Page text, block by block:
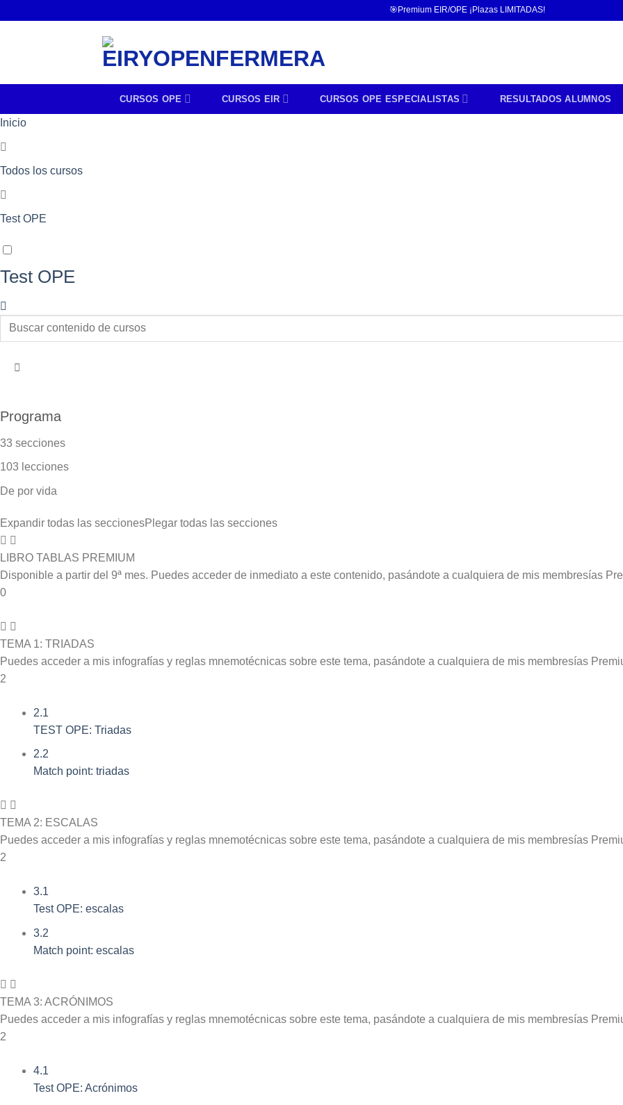
🎯Premium EIR/OPE ¡Plazas LIMITADAS!
CURSOS OPE CURSOS EIR CURSOS OPE ESPECIALISTAS RESULTADOS ALUMNOS
Inicio
Todos los cursos
Test OPE
Test OPE
Programa
33 secciones
103 lecciones
De por vida
Expandir todas las seccionesPlegar todas las secciones
LIBRO TABLAS PREMIUM
Disponible a partir del 9ª mes. Puedes acceder de inmediato a este contenido, pasándote a cualquiera de mis membresías
0
TEMA 1: TRIADAS
Puedes acceder a mis infografías y reglas mnemotécnicas sobre este tema, pasándote a cualquiera de mis membresías
2
2.1
TEST OPE: Triadas
2.2
Match point: triadas
TEMA 2: ESCALAS
Puedes acceder a mis infografías y reglas mnemotécnicas sobre este tema, pasándote a cualquiera de mis membresías
2
3.1
Test OPE: escalas
3.2
Match point: escalas
TEMA 3: ACRÓNIMOS
Puedes acceder a mis infografías y reglas mnemotécnicas sobre este tema, pasándote a cualquiera de mis membresías
2
4.1
Test OPE: Acrónimos